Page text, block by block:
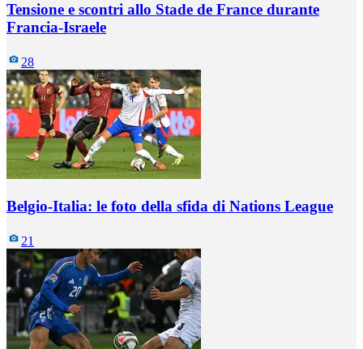
Tensione e scontri allo Stade de France durante
Francia-Israele
28
Belgio-Italia: le foto della sfida di Nations League
21